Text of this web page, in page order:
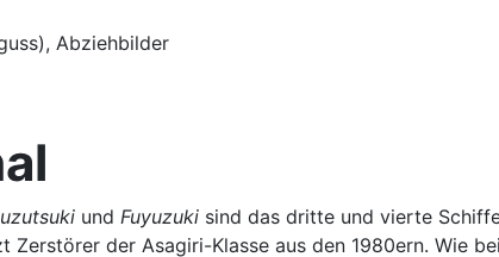
Abziehbilder
und Fuyuzuki sind das dritte und vierte
Zerstörer der Asagiri-Klasse aus den 1980ern. Wie